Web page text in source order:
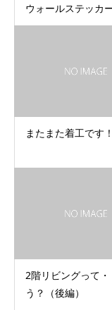
ウォールステッカ
またまた着工です！
2階リビングって
う？（後編）